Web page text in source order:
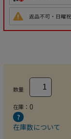
返品不可・日曜
数量
在庫： 0
在庫数について